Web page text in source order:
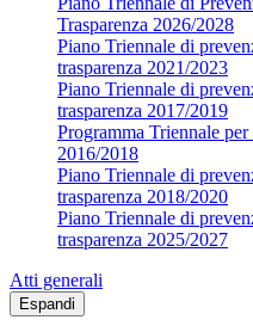
Trasparenza 2026/2028
Piano Triennale di
trasparenza 2021/2023
Piano Triennale di
trasparenza 2017/2019
Programma Triennale per
2016/2018
Piano Triennale di
trasparenza 2018/2020
Piano Triennale di
trasparenza 2025/2027
Atti generali
Espandi